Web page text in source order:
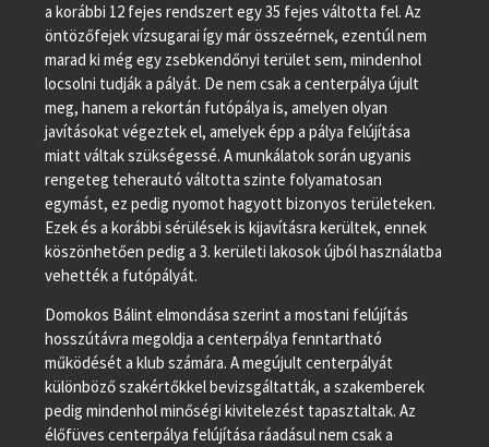
a korábbi 12 fejes rendszert egy 35 fejes váltotta fel. Az
öntözőfejek vízsugarai így már összeérnek, ezentúl nem
marad ki még egy zsebkendőnyi terület sem, mindenhol
locsolni tudják a pályát. De nem csak a centerpálya újult
meg, hanem a rekortán futópálya is, amelyen olyan
javításokat végeztek el, amelyek épp a pálya felújítása
miatt váltak szükségessé. A munkálatok során ugyanis
rengeteg teherautó váltotta szinte folyamatosan
egymást, ez pedig nyomot hagyott bizonyos területeken.
Ezek és a korábbi sérülések is kijavításra kerültek, ennek
köszönhetően pedig a 3. kerületi lakosok újból használatba
vehették a futópályát.
Domokos Bálint elmondása szerint a mostani felújítás
hosszútávra megoldja a centerpálya fenntartható
működését a klub számára. A megújult centerpályát
különböző szakértőkkel bevizsgáltatták, a szakemberek
pedig mindenhol minőségi kivitelezést tapasztaltak. Az
élőfüves centerpálya felújítása ráadásul nem csak a